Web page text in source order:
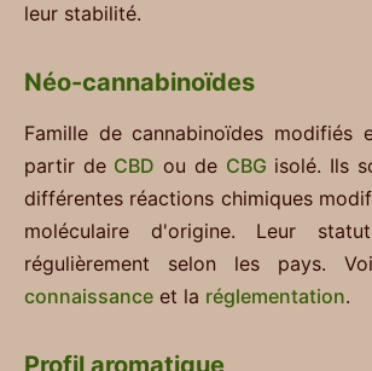
leur stabilité.
Néo-cannabinoïdes
Famille de cannabinoïdes modifiés
partir de CBD ou de CBG isolé. Ils
différentes réactions chimiques
moléculaire d'origine. Leur
régulièrement selon les pays.
connaissance et la réglementation.
Profil aromatique